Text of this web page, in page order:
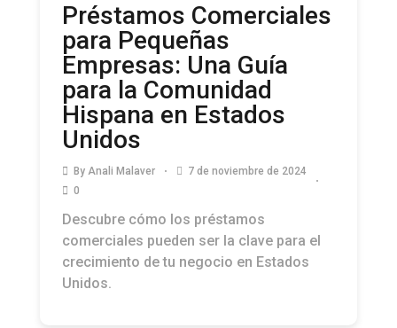
Préstamos Comerciales
para Pequeñas
Empresas: Una Guía
para la Comunidad
Hispana en Estados
Unidos
By Anali Malaver
7 de noviembre de 2024
0
Descubre cómo los préstamos
comerciales pueden ser la clave para el
crecimiento de tu negocio en Estados
Unidos.